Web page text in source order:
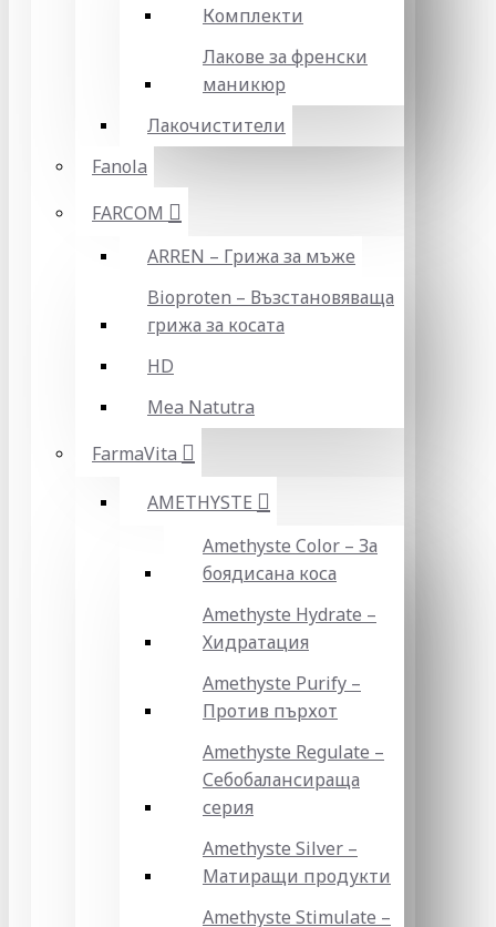
Комплекти
Лакове за френски
маникюр
Лакочистители
Fanola
FARCOM
ARREN – Грижа за мъже
Bioproten – Възстановяваща
грижа за косата
HD
Mea Natutra
FarmaVita
AMETHYSTE
Amethyste Color – За
боядисана коса
Amethyste Hydrate –
Хидратация
Amethyste Purify –
Против пърхот
Amethyste Regulate –
Себобалансираща
серия
Amethyste Silver –
Матиращи продукти
Amethyste Stimulate –